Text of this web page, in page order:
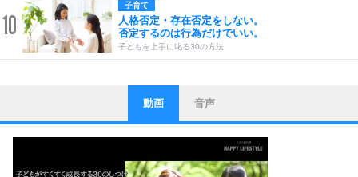
10
子育て
人格否定・存在否定をしない。
否定するのは行為だけでいい。
子どもを上手に叱る30の方法
1
ストレス対策
他人と比べない。
いっそのこと、他人を見ない。
いらいらしない人になる30の方法
動画 音声